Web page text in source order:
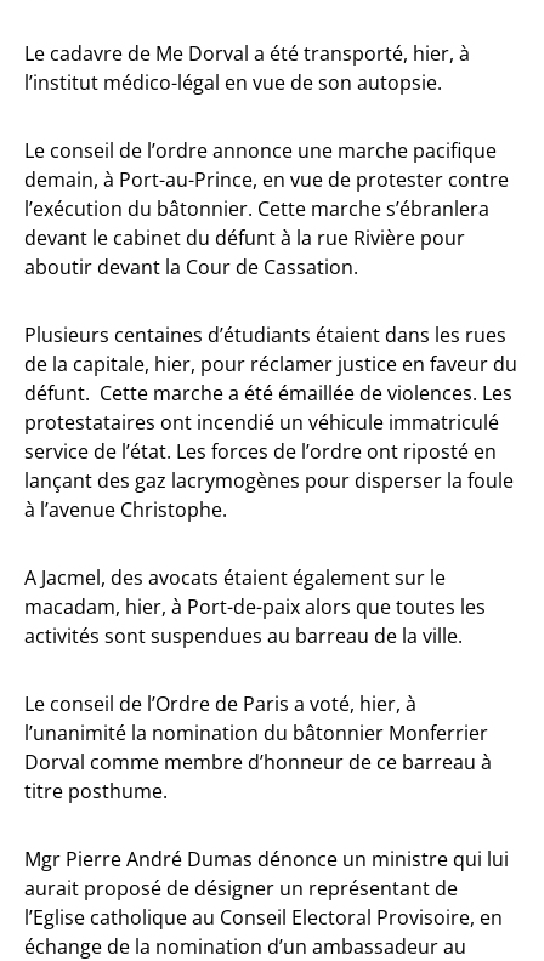
Le cadavre de Me Dorval a été transporté, hier, à
l’institut médico-légal en vue de son autopsie.
Le conseil de l’ordre annonce une marche pacifique
demain, à Port-au-Prince, en vue de protester contre
l’exécution du bâtonnier. Cette marche s’ébranlera
devant le cabinet du défunt à la rue Rivière pour
aboutir devant la Cour de Cassation.
Plusieurs centaines d’étudiants étaient dans les rues
de la capitale, hier, pour réclamer justice en faveur du
défunt. Cette marche a été émaillée de violences. Les
protestataires ont incendié un véhicule immatriculé
service de l’état. Les forces de l’ordre ont riposté en
lançant des gaz lacrymogènes pour disperser la foule
à l’avenue Christophe.
A Jacmel, des avocats étaient également sur le
macadam, hier, à Port-de-paix alors que toutes les
activités sont suspendues au barreau de la ville.
Le conseil de l’Ordre de Paris a voté, hier, à
l’unanimité la nomination du bâtonnier Monferrier
Dorval comme membre d’honneur de ce barreau à
titre posthume.
Mgr Pierre André Dumas dénonce un ministre qui lui
aurait proposé de désigner un représentant de
l’Eglise catholique au Conseil Electoral Provisoire, en
échange de la nomination d’un ambassadeur au